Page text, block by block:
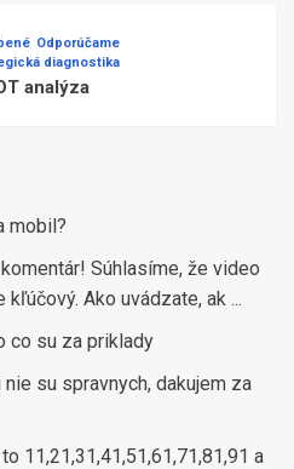
Odporúčame
diagnostika
analýza
mobil?
Súhlasíme, že video
Ako uvádzate, ak ...
co su za priklady
su spravnych, dakujem za
11,21,31,41,51,61,71,81,91 a